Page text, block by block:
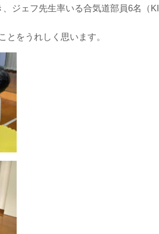
ジェフ先生率いる合気道部員6名（
をうれしく思います。